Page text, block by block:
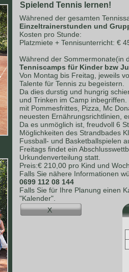
Spielend Tennis lernen!
Währened der gesamten
Einzeltrainerstunden und
Kosten pro Stunde:
Platzmiete + Tennisunterricht: €
Während der Sommermonate(in
Tenniscamps für Kinder bzw
Von Montag bis Freitag, jeweils
Talente für Tennis zu begeistern.
Da dies durstig und hungrig
und Trinken im Camp
mit Pommesfrittes, Pizza, Mc
neuesten Ernährungsrichtlinien,
Da es unmöglich ist, freudvoll 6
Möglichkeiten des Strandbades
Fussball- und Basketballspielen
Freitags findet ein
Urkundenverteilung statt.
Preis:€ 210,00 pro Kind und
Falls Sie nähere Informationen
0699 112 08 144
Falls Sie für Ihre Planung einen
"Kalender".